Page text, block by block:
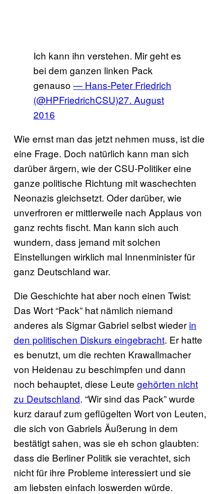
Ich kann ihn verstehen. Mir geht es
bei dem ganzen linken Pack
genauso — Hans-Peter Friedrich
(@HPFriedrichCSU)27. August
2016
Wie ernst man das jetzt nehmen muss, ist die
eine Frage. Doch natürlich kann man sich
darüber ärgern, wie der CSU-Politiker eine
ganze politische Richtung mit waschechten
Neonazis gleichsetzt. Oder darüber, wie
unverfroren er mittlerweile nach Applaus von
ganz rechts fischt. Man kann sich auch
wundern, dass jemand mit solchen
Einstellungen wirklich mal Innenminister für
ganz Deutschland war.
Die Geschichte hat aber noch einen Twist:
Das Wort “Pack” hat nämlich niemand
anderes als Sigmar Gabriel selbst wieder in
den politischen Diskurs eingebracht. Er hatte
es benutzt, um die rechten Krawallmacher
von Heidenau zu beschimpfen und dann
noch behauptet, diese Leute gehörten nicht
zu Deutschland. “Wir sind das Pack” wurde
kurz darauf zum geflügelten Wort von Leuten,
die sich von Gabriels Äußerung in dem
bestätigt sahen, was sie eh schon glaubten:
dass die Berliner Politik sie verachtet, sich
nicht für ihre Probleme interessiert und sie
am liebsten einfach loswerden würde.